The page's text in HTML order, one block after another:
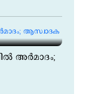
അര്‍മാദം;